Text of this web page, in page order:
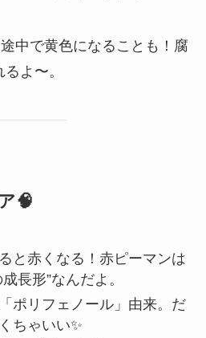
中で黄色になることも！腐
よ〜。
🧠
と赤くなる！赤ピーマンは
長形”なんだよ。
ポリフェノール」由来。だ
ちゃいい✨